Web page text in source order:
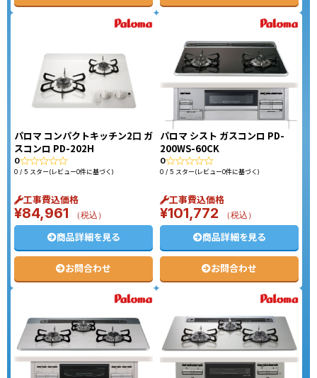
パロマ コンパクトキッチン2口 ガ
スコンロ PD-202H
0
0 / 5 スター(レビュー0件に基づく)
工事費込価格
¥84,961 （税込）
商品詳細を見る
お問合わせ
パロマ シスト ガスコンロ PD-
200WS-60CK
0
0 / 5 スター(レビュー0件に基づく)
工事費込価格
¥101,772 （税込）
商品詳細を見る
お問合わせ